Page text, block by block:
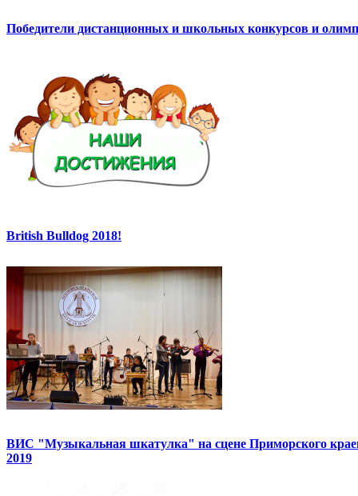
Победители дистанционных и школьных конкурсов и
British Bulldog 2018!
ВИС "Музыкальная шкатулка" на сцене Приморского
2019